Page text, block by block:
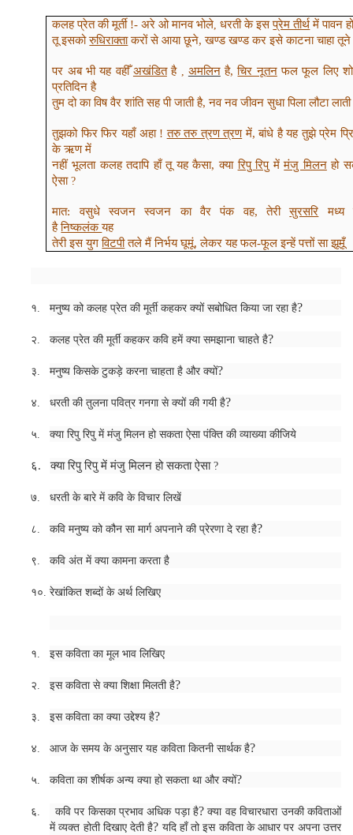
कलह प्रेत की मूर्ती !- अरे ओ मानव भोले, धरती के इसप्रेम तीर्थमें पावन
तू इसकोरुधिराक्ताकरों से आया छूने, खण्ड खण्ड कर इसे काटना चाहा तूने
पर अब भी यह वहीँअखंडितहै , अमलिनहै,चिर नूतनफल फूल लिए
प्रतिदिन है
तुम दो का विष वैर शांति सह पी जाती है, नव नव जीवन सुधा पिला लौटा
तुझको फिर फिर यहाँ अहा !तरु तरु त्रण त्रणमें, बांधे है यह तुझे प्रेम
के ऋण में
नहीं भूलता कलह तदापि हाँ तू यह कैसा, क्यारिपु रिपुमेंमंजु मिलनहो
ऐसा?
मात: वसुधे स्वजन स्वजन का वैर पंक वह, तेरीसुरसरि मध्य
हैनिष्कलंकयह
तेरी इस युगविटपीतले मैं निर्भय घूमूं, लेकर यह फल-फूल इन्हें पत्तों सा झूमूँ
१. मनुष्य को कलह प्रेत की मूर्ती कहकर क्यों सबोधित किया जा रहा है?
२. कलह प्रेत की मूर्ती कहकर कवि हमें क्या समझाना चाहते है?
३. मनुष्य किसके टुकड़े करना चाहता है और क्यों?
४. धरती की तुलना पवित्र गनगा से क्यों की गयी है?
५. क्या रिपु रिपु में मंजु मिलन हो सकता ऐसा पंक्ति की व्याख्या कीजिये
६. क्या रिपु रिपु में मंजु मिलन हो सकता ऐसा ?
७. धरती के बारे में कवि के विचार लिखें
८. कवि मनुष्य को कौन सा मार्ग अपनाने की प्रेरणा दे रहा है?
९. कवि अंत में क्या कामना करता है
१०. रेखांकित शब्दों के अर्थ लिखिए
१. इस कविता का मूल भाव लिखिए
२. इस कविता से क्या शिक्षा मिलती है?
३. इस कविता का क्या उद्देश्य है?
४. आज के समय के अनुसार यह कविता कितनी सार्थक है?
५. कविता का शीर्षक अन्य क्या हो सकता था और क्यों?
६. कवि पर किसका प्रभाव अधिक पड़ा है?क्या वह विचारधारा उनकी कविताओं
में व्यक्त होती दिखाए देती है? यदि हाँ तो इस कविता के आधार पर अपना उत्तर